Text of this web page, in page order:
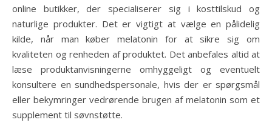
online butikker, der specialiserer sig i kosttilskud og
naturlige produkter. Det er vigtigt at vælge en pålidelig
kilde, når man køber melatonin for at sikre sig om
kvaliteten og renheden af produktet. Det anbefales altid at
læse produktanvisningerne omhyggeligt og eventuelt
konsultere en sundhedspersonale, hvis der er spørgsmål
eller bekymringer vedrørende brugen af melatonin som et
supplement til søvnstøtte.